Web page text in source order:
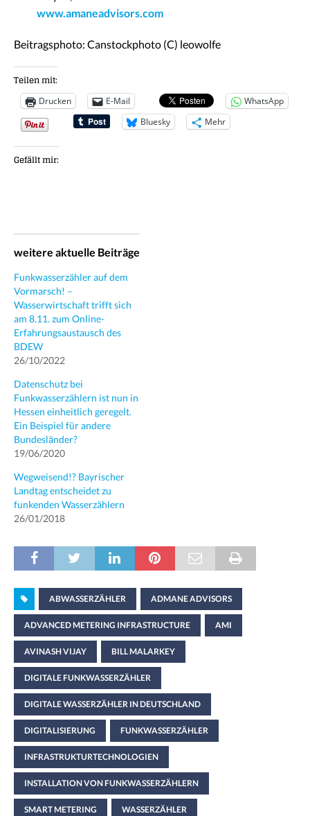
www.amaneadvisors.com
Beitragsphoto: Canstockphoto (C) leowolfe
Teilen mit:
Drucken E-Mail
WhatsApp
Bluesky
Mehr
Gefällt mir:
weitere aktuelle Beiträge
Funkwasserzähler auf dem
Vormarsch! –
Wasserwirtschaft trifft sich
am 8.11. zum Online-
Erfahrungsaustausch des
BDEW
26/10/2022
Datenschutz bei
Funkwasserzählern ist nun in
Hessen einheitlich geregelt.
Ein Beispiel für andere
Bundesländer?
19/06/2020
Wegweisend!? Bayrischer
Landtag entscheidet zu
funkenden Wasserzählern
26/01/2018
ABWASSERZÄHLER ADMANE ADVISORS
ADVANCED METERING INFRASTRUCTURE AMI
AVINASH VIJAY BILL MALARKEY
DIGITALE FUNKWASSERZÄHLER
DIGITALE WASSERZÄHLER IN DEUTSCHLAND
DIGITALISIERUNG FUNKWASSERZÄHLER
INFRASTRUKTURTECHNOLOGIEN
INSTALLATION VON FUNKWASSERZÄHLERN
SMART METERING WASSERZÄHLER